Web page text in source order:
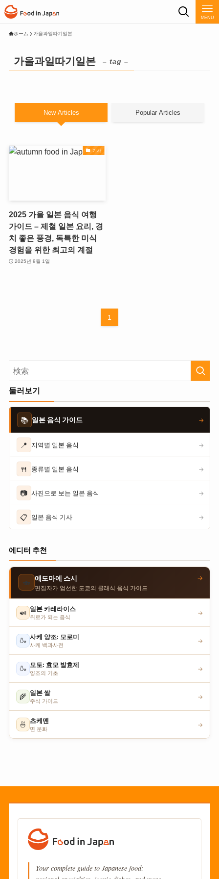
MENU
ホーム 가을과일따기일본
가을과일따기일본 – tag –
New Articles Popular Articles
기사
2025 가을 일본 음식 여행
가이드 – 제철 일본 요리, 경
치 좋은 풍경, 독특한 미식
경험을 위한 최고의 계절
2025년 9월 1일
1
둘러보기
📚 일본 음식 가이드 →
📍 지역별 일본 음식 →
🍴 종류별 일본 음식 →
📷 사진으로 보는 일본 음식 →
📋 일본 음식 기사 →
에디터 추천
🍣 에도마에 스시
편집자가 엄선한 도쿄의 클래식 음식 가이드
→
🍛 일본 카레라이스
위로가 되는 음식
→
🍶 사케 양조: 모로미
사케 백과사전
→
🍶 모토: 효모 발효제
양조의 기초
→
🌾 일본 쌀
주식 가이드
→
🍜 츠케멘
면 문화
→
Your complete guide to Japanese food: